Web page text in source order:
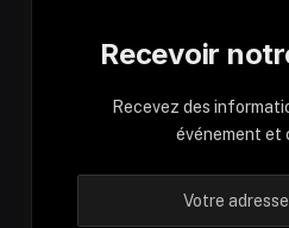
Recevoir
Recevez des
événement et